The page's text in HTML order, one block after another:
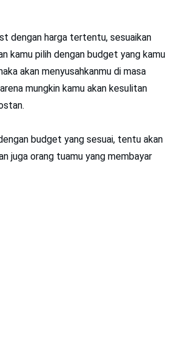
dengan harga tertentu, sesuaikan
kamu pilih dengan budget yang kamu
akan menyusahkanmu di masa
mungkin kamu akan kesulitan
budget yang sesuai, tentu akan
juga orang tuamu yang membayar